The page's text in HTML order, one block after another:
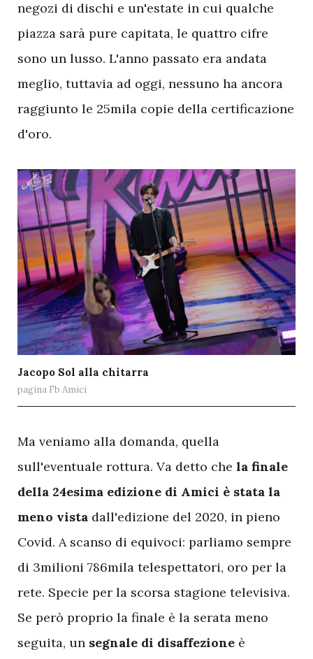
negozi di dischi e un'estate in cui qualche
piazza sarà pure capitata, le quattro cifre
sono un lusso. L'anno passato era andata
meglio, tuttavia ad oggi, nessuno ha ancora
raggiunto le 25mila copie della certificazione
d'oro.
Jacopo Sol alla chitarra
pagina Fb Amici
Ma veniamo alla domanda, quella
sull'eventuale rottura. Va detto che la finale
della 24esima edizione di Amici è stata la
meno vista dall'edizione del 2020, in pieno
Covid. A scanso di equivoci: parliamo sempre
di 3milioni 786mila telespettatori, oro per la
rete. Specie per la scorsa stagione televisiva.
Se però proprio la finale è la serata meno
seguita, un segnale di disaffezione è